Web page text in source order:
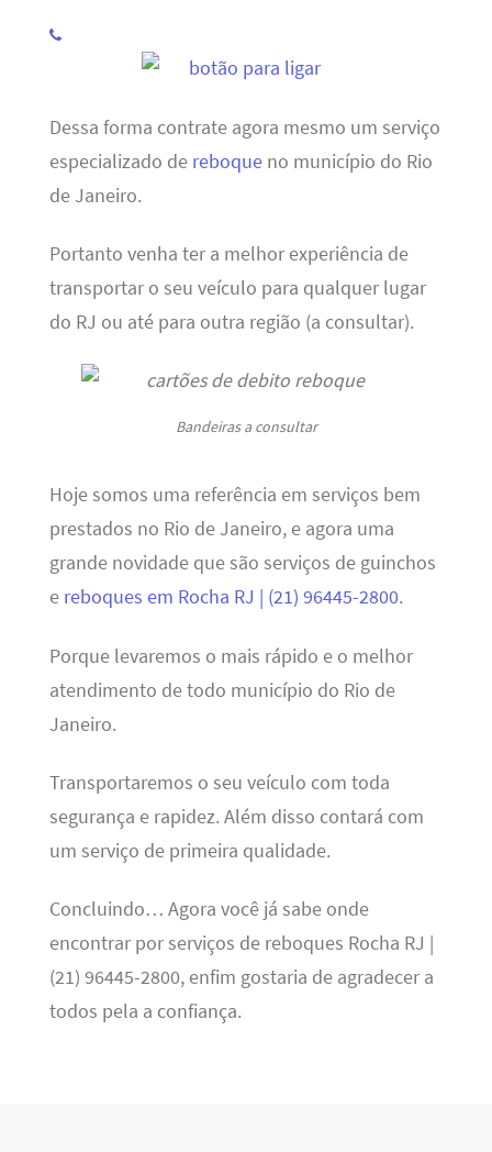
Dessa forma contrate agora mesmo um serviço
especializado de reboqueno município do Rio
de Janeiro.
Portanto venha ter a melhor experiência de
transportar o seu veículo para qualquer lugar
do RJ ou até para outra região (a consultar).
Bandeiras a consultar
Hoje somos uma referência em serviços bem
prestados no Rio de Janeiro, e agora uma
grande novidade que são serviços de guinchos
e reboques em Rocha RJ | (21) 96445-2800.
Porque levaremos o mais rápido e o melhor
atendimento de todo município do Rio de
Janeiro.
Transportaremos o seu veículo com toda
segurança e rapidez. Além disso contará com
um serviço de primeira qualidade.
Concluindo… Agora você já sabe onde
encontrar por serviços de reboques Rocha RJ |
(21) 96445-2800, enfim gostaria de agradecer a
todos pela a confiança.